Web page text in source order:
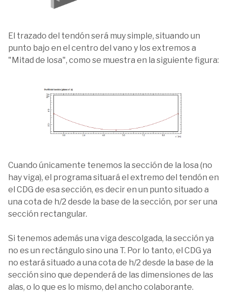
El trazado del tendón será muy simple, situando un
punto bajo en el centro del vano y los extremos a
"Mitad de losa", como se muestra en la siguiente figura:
Cuando únicamente tenemos la sección de la losa (no
hay viga), el programa situará el extremo del tendón en
el CDG de esa sección, es decir en un punto situado a
una cota de h/2 desde la base de la sección, por ser una
sección rectangular.
Si tenemos además una viga descolgada, la sección ya
no es un rectángulo sino una T. Por lo tanto, el CDG ya
no estará situado a una cota de h/2 desde la base de la
sección sino que dependerá de las dimensiones de las
alas, o lo que es lo mismo, del ancho colaborante.